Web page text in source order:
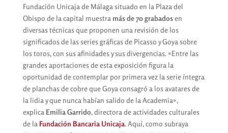
Fundación Unicaja de Málaga situado en la Plaza del
Obispo de la capital muestra más de 70 grabadosen
diversas técnicas que proponen una revisión de los
significados de las series gráficas de Picasso y Goya sobre
los toros, con sus afinidades y sus divergencias. «Entre las
grandes aportaciones de esta exposición figura la
oportunidad de contemplar por primera vez la serie íntegra
de planchas de cobre que Goya consagró a los avatares de
la lidia y que nunca habían salido de la Academia»,
explica Emilia Garrido, directora de actividades culturales
de la Fundación Bancaria Unicaja. Aquí, como subraya